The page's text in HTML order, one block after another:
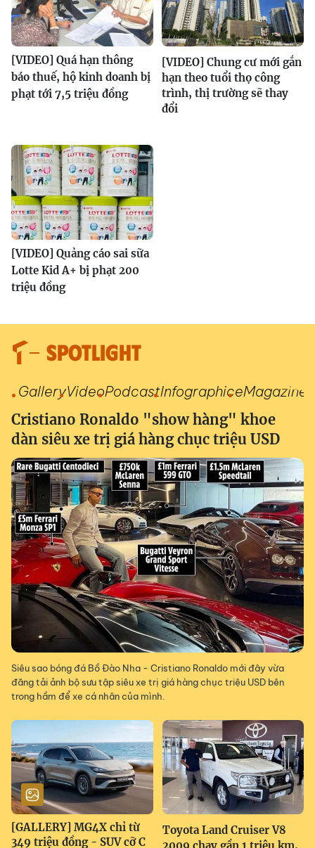
[VIDEO] Quá hạn thông
báo thuế, hộ kinh doanh bị
phạt tới 7,5 triệu đồng
[VIDEO] Chung cư mới gắn
hạn theo tuổi thọ công
trình, thị trường sẽ thay
đổi
[VIDEO] Quảng cáo sai sữa
Lotte Kid A+ bị phạt 200
triệu đồng
SPOTLIGHT
GalleryVideoPodcastInfographiceMagazine
Cristiano Ronaldo "show hàng" khoe
dàn siêu xe trị giá hàng chục triệu USD
Siêu sao bóng đá Bồ Đào Nha - Cristiano Ronaldo mới đây vừa
đăng tải ảnh bộ sưu tập siêu xe trị giá hàng chục triệu USD bên
trong hầm để xe cá nhân của mình.
[GALLERY] MG4X chỉ từ
349 triệu đồng - SUV cỡ C
Toyota Land Cruiser V8